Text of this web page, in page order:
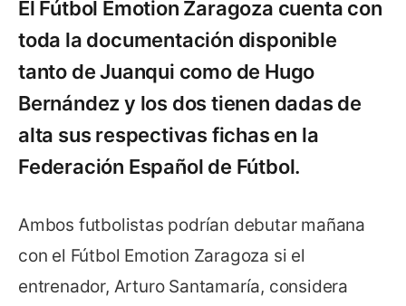
El Fútbol Emotion Zaragoza cuenta con
toda la documentación disponible
tanto de Juanqui como de Hugo
Bernández y los dos tienen dadas de
alta sus respectivas fichas en la
Federación Español de Fútbol.
Ambos futbolistas podrían debutar mañana
con el Fútbol Emotion Zaragoza si el
entrenador, Arturo Santamaría, considera